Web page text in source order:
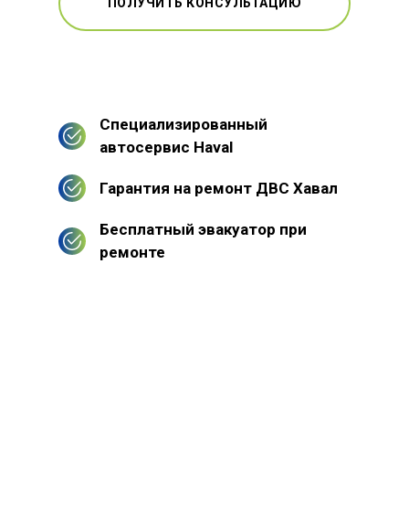
Специализированный
автосервис Haval
Гарантия на ремонт ДВС Хавал
Бесплатный эвакуатор при
ремонте